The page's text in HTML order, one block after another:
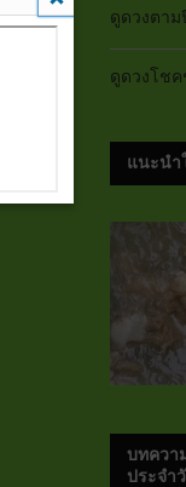
ดูดวงตาม
ดูดวงโชค
แนะนำ
บทควา
ประจำ